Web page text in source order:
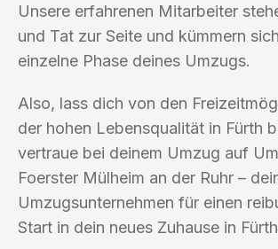
Unsere erfahrenen Mitarbeiter
und Tat zur Seite und kümmern
einzelne Phase deines Umzugs.
Also, lass dich von den
der hohen Lebensqualität in Fürth
vertraue bei deinem Umzug auf
Foerster Mülheim an der Ruhr –
Umzugsunternehmen für einen
Start in dein neues Zuhause in